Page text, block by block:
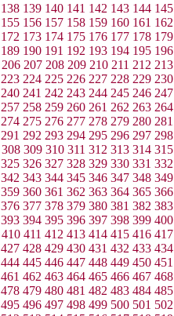
138 139 140 141 142 143 144 145
155 156 157 158 159 160 161 162
172 173 174 175 176 177 178 179
189 190 191 192 193 194 195 196
206 207 208 209 210 211 212 213
223 224 225 226 227 228 229 230
240 241 242 243 244 245 246 247
257 258 259 260 261 262 263 264
274 275 276 277 278 279 280 281
291 292 293 294 295 296 297 298
308 309 310 311 312 313 314 315
325 326 327 328 329 330 331 332
342 343 344 345 346 347 348 349
359 360 361 362 363 364 365 366
376 377 378 379 380 381 382 383
393 394 395 396 397 398 399 400
410 411 412 413 414 415 416 417
427 428 429 430 431 432 433 434
444 445 446 447 448 449 450 451
461 462 463 464 465 466 467 468
478 479 480 481 482 483 484 485
495 496 497 498 499 500 501 502